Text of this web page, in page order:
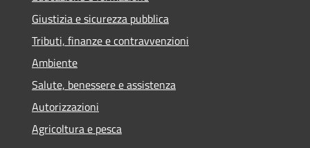
Giustizia e sicurezza pubblica
Tributi, finanze e contravvenzioni
Ambiente
Salute, benessere e assistenza
Autorizzazioni
Agricoltura e pesca